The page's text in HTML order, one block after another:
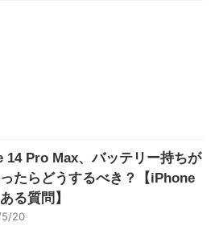
14 Pro Max、バッテリー持ちが
たらどうするべき？【iPhone
る質問】
20